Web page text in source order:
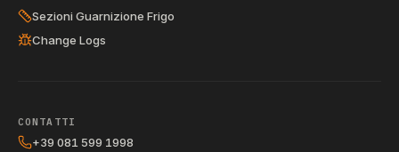
Sezioni Guarnizione Frigo
Change Logs
CONTATTI
+39 081 599 1998